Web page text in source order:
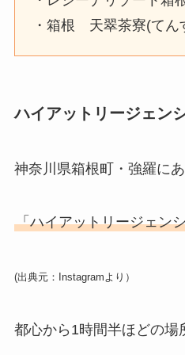
・箱根 天翠茶寮(てん
ハイアットリージェン
神奈川県箱根町・強羅に
「ハイアットリージェン
(出典元：Instagramより）
都心から1時間半ほどの場